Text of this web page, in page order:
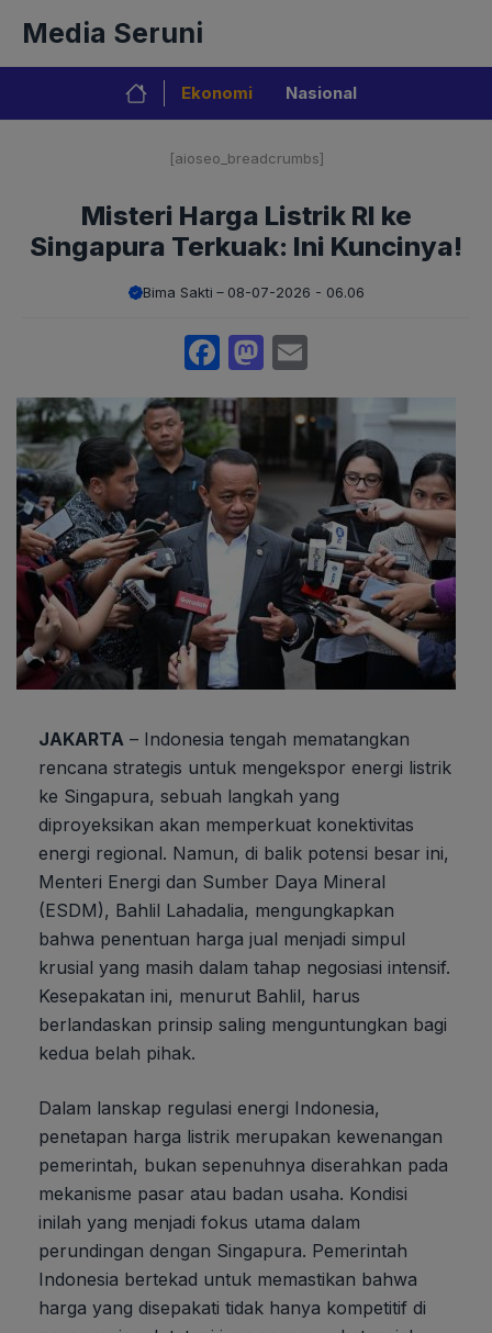
isi
Media Seruni
Ekonomi Nasional
[aioseo_breadcrumbs]
Misteri Harga Listrik RI ke
Singapura Terkuak: Ini Kuncinya!
Bima Sakti 08-07-2026 - 06.06
Facebook
Mastodon
JAKARTA – Indonesia tengah mematangkan
rencana strategis untuk mengekspor energi listrik
ke Singapura, sebuah langkah yang
diproyeksikan akan memperkuat konektivitas
energi regional. Namun, di balik potensi besar ini,
Menteri Energi dan Sumber Daya Mineral
(ESDM), Bahlil Lahadalia, mengungkapkan
bahwa penentuan harga jual menjadi simpul
krusial yang masih dalam tahap negosiasi intensif.
Kesepakatan ini, menurut Bahlil, harus
berlandaskan prinsip saling menguntungkan bagi
kedua belah pihak.
Dalam lanskap regulasi energi Indonesia,
penetapan harga listrik merupakan kewenangan
pemerintah, bukan sepenuhnya diserahkan pada
mekanisme pasar atau badan usaha. Kondisi
inilah yang menjadi fokus utama dalam
perundingan dengan Singapura. Pemerintah
Indonesia bertekad untuk memastikan bahwa
harga yang disepakati tidak hanya kompetitif di